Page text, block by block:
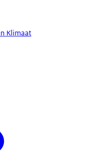
Klimaat